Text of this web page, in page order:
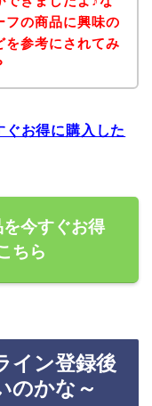
フの商品に興味の
を参考にされてみ
ぐお得に購入した
今すぐお得
ちら
イン登録後
のかな～